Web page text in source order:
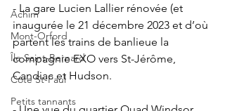
Achim
Mont-Orford
Île Saint-Bernard
Côte St-Paul
Petits tannants
- La gare Lucien Lallier rénovée (et
inaugurée le 21 décembre 2023 et d’où
partent les trains de banlieue la
compagnie EXO vers St-Jérôme,
Candiac et Hudson.